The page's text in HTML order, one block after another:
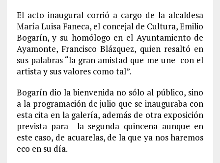
El acto inaugural corrió a cargo de la alcaldesa
María Luisa Faneca, el concejal de Cultura, Emilio
Bogarín, y su homólogo en el Ayuntamiento de
Ayamonte, Francisco Blázquez, quien resaltó en
sus palabras “la gran amistad que me une con el
artista y sus valores como tal”.
Bogarín dio la bienvenida no sólo al público, sino
a la programación de julio que se inauguraba con
esta cita en la galería, además de otra exposición
prevista para la segunda quincena aunque en
este caso, de acuarelas, de la que ya nos haremos
eco en su día.